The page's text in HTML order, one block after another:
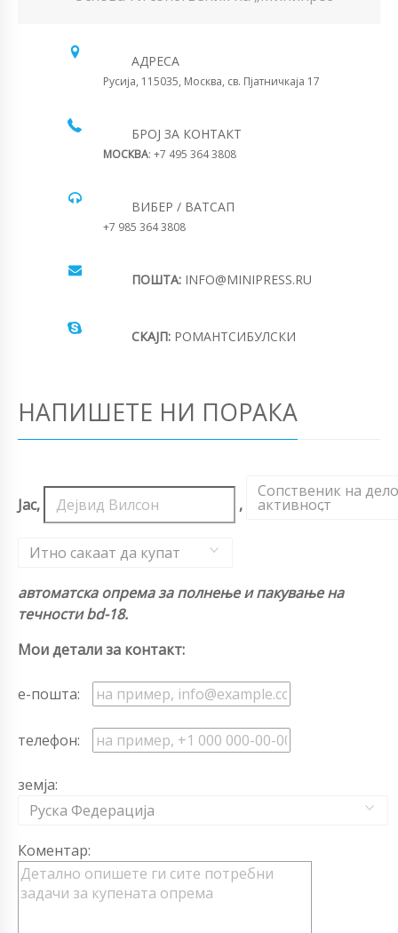
АДРЕСА
Русија, 115035, Москва, св. Пјатничкаја 17
БРОЈ ЗА КОНТАКТ
МОСКВА: +7 495 364 3808
ВИБЕР / ВАТСАП
+7 985 364 3808
ПОШТА: INFO@MINIPRESS.RU
СКАЈП: РОМАНТСИБУЛСКИ
НАПИШЕТЕ НИ ПОРАКА
Јас, ,
Сопственик на
активност
,
Итно сакаат да купат
автоматска опрема за полнење и пакување на
течности bd-18.
Мои детали за контакт:
е-пошта:
телефон:
земја:
Руска Федерација
Коментар: